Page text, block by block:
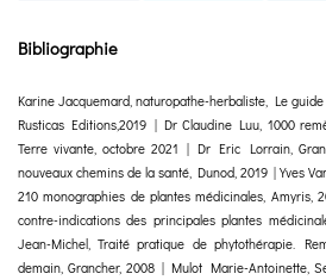
Bibliographie
Karine Jacquemard, naturopathe-herbaliste, Le
Rusticas Editions,2019 | Dr Claudine Luu, 1000
Terre vivante, octobre 2021 | Dr Eric Lorrain,
nouveaux chemins de la santé, Dunod, 2019 | Yves
210 monographies de plantes médicinales, Amyris,
contre-indications des principales plantes
Jean-Michel, Traité pratique de phytothérapie.
demain, Grancher, 2008 | Mulot Marie-Antoinette,